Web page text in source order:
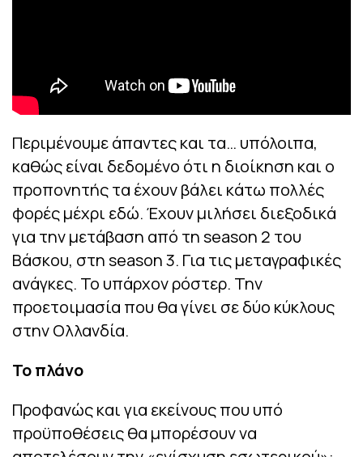
Περιμένουμε άπαντες και τα… υπόλοιπα,
καθώς είναι δεδομένο ότι η διοίκηση και ο
προπονητής τα έχουν βάλει κάτω πολλές
φορές μέχρι εδώ. Έχουν μιλήσει διεξοδικά
για την μετάβαση από τη season 2 του
Βάσκου, στη season 3. Για τις μεταγραφικές
ανάγκες. Το υπάρχον ρόστερ. Την
προετοιμασία που θα γίνει σε δύο κύκλους
στην Ολλανδία.
Το πλάνο
Προφανώς και για εκείνους που υπό
προϋποθέσεις θα μπορέσουν να